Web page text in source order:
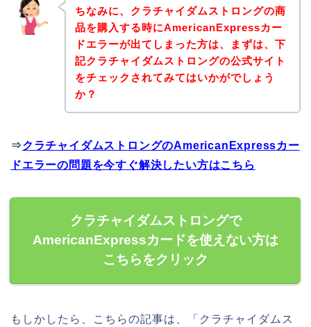
ちなみに、クラチャイダムストロングの商
品を購入する時にAmericanExpressカー
ドエラーが出てしまった方は、まずは、下
記クラチャイダムストロングの公式サイト
をチェックされてみてはいかがでしょう
か？
⇒クラチャイダムストロングのAmericanExpressカー
ドエラーの問題を今すぐ解決したい方はこちら
クラチャイダムストロングで
AmericanExpressカードを使えない方は
こちらをクリック
もしかしたら、こちらの記事は、「クラチャイダムス